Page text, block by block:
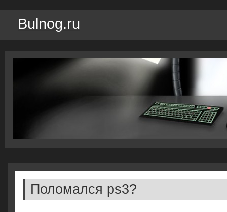
Bulnog.ru
Поломался ps3?